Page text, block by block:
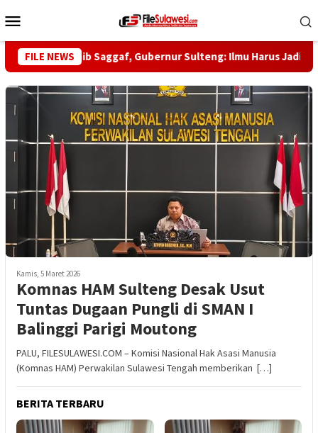
ke
Mobile
FILE NEWS
ke-5 Habib Saggaf, Gubernur Sulteng: Ilmu Harus Jadi
Kamis, 5 Maret 2026
Komnas HAM Sulteng Desak Usut
Tuntas Dugaan Pungli di SMAN I
Balinggi Parigi Moutong
PALU, FILESULAWESI.COM – Komisi Nasional Hak Asasi Manusia
(Komnas HAM) Perwakilan Sulawesi Tengah memberikan […]
BERITA TERBARU